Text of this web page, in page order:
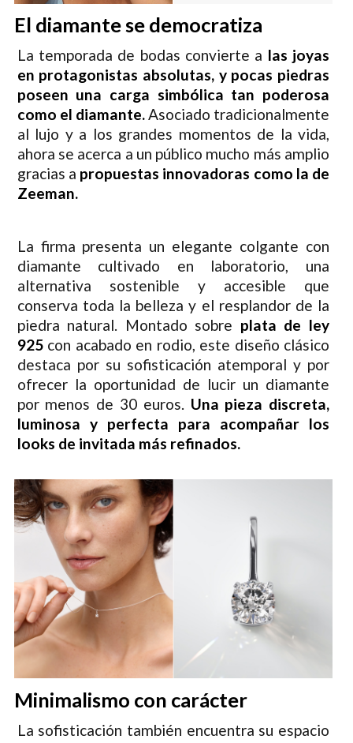
El diamante se democratiza
La temporada de bodas convierte a las joyas
en protagonistas absolutas, y pocas piedras
poseen una carga simbólica tan poderosa
como el diamante.Asociado tradicionalmente
al lujo y a los grandes momentos de la vida,
ahora se acerca a un público mucho más amplio
gracias a propuestas innovadoras como la de
Zeeman.
La firma presenta un elegante colgante con
diamante cultivado en laboratorio, una
alternativa sostenible y accesible que
conserva toda la belleza y el resplandor de la
piedra natural. Montado sobre plata de ley
925con acabado en rodio, este diseño clásico
destaca por su sofisticación atemporal y por
ofrecer la oportunidad de lucir un diamante
por menos de 30 euros. Una pieza discreta,
luminosa y perfecta para acompañar los
looks de invitada más refinados.
Minimalismo con carácter
La sofisticación también encuentra su espacio